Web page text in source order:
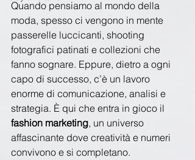
Quando pensiamo al mondo della
moda, spesso ci vengono in mente
passerelle luccicanti, shooting
fotografici patinati e collezioni che
fanno sognare. Eppure, dietro a ogni
capo di successo, c’è un lavoro
enorme di comunicazione, analisi e
strategia. È qui che entra in gioco il
fashion marketing, un universo
affascinante dove creatività e numeri
convivono e si completano.